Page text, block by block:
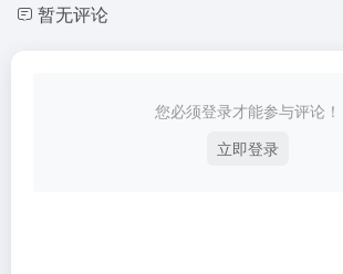
暂无评论
您必须登录才能参与评论！
立即登录